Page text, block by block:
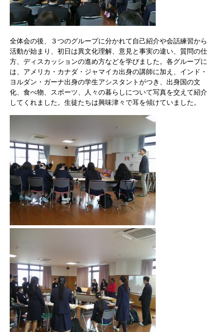
全体会の後、３つのグループに分かれて自己紹介や会話練習から
活動が始まり、初日は異文化理解、意見と事実の違い、質問の仕
方、ディスカッションの進め方などを学びました。各グループに
は、アメリカ・カナダ・ジャマイカ出身の講師に加え、インド・
ヨルダン・ガーナ出身の学生アシスタントがつき、出身国の文
化、食べ物、スポーツ、人々の暮らしについて写真を交えて紹介
してくれました。生徒たちは興味津々で耳を傾けていました。